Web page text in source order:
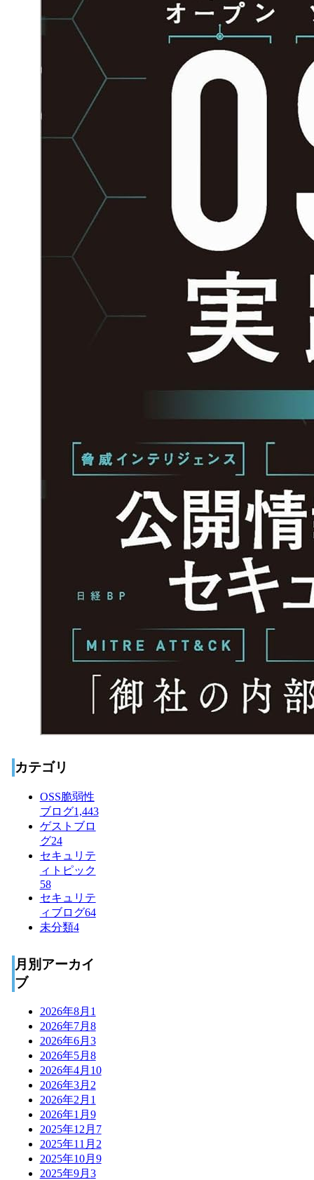
カテゴリ
OSS脆弱性
ブログ1,443
ゲストブロ
グ24
セキュリテ
ィトピック
58
セキュリテ
ィブログ64
未分類4
月別アーカイ
ブ
2026年8月 1
2026年7月 8
2026年6月 3
2026年5月 8
2026年4月 10
2026年3月 2
2026年2月 1
2026年1月 9
2025年12月 7
2025年11月 2
2025年10月 9
2025年9月 3